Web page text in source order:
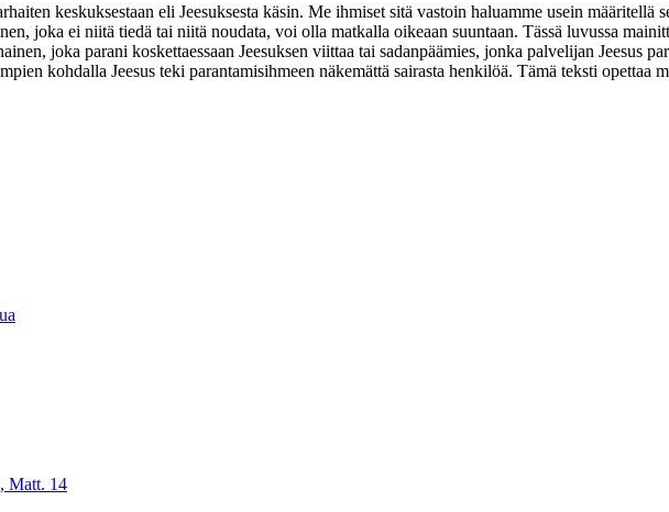
keskuksestaan eli Jeesuksesta käsin. Me ihmiset sitä vastoin haluamme usein määritellä
joka ei niitä tiedä tai niitä noudata, voi olla matkalla oikeaan suuntaan. Tässä luvussa
joka parani koskettaessaan Jeesuksen viittaa tai sadanpäämies, jonka palvelijan Jeesus
kohdalla Jeesus teki parantamisihmeen näkemättä sairasta henkilöä. Tämä teksti opettaa
Matt. 14